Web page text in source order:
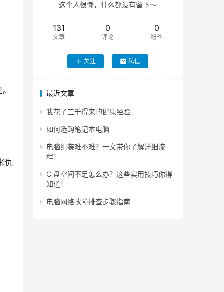
仇
这个人很懒，什么都没有留下～
131
文章
0
评论
0
粉丝
关注 私信
最近文章
我花了三千得来的健康经验
如何选购笔记本电脑
电脑组装难不难？一文带你了解详细流
程！
C 盘空间不足怎么办？这些实用技巧你得
知道！
电脑网络故障排查步骤指南